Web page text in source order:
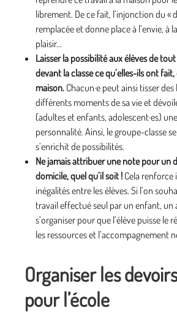
librement. De ce fait, l’injonction du «
remplacée et donne place à l’envie, à
plaisir...
Laisser la possibilité aux élèves de
devant la classe ce qu’elles-ils ont
maison. Chacun·e peut ainsi tisser
différents moments de sa vie et
(adultes et enfants, adolescent·es)
personnalité. Ainsi, le groupe-classe
s’enrichit de possibilités.
Ne jamais attribuer une note pour un
domicile, quel qu’il soit ! Cela
inégalités entre les élèves. Si l’on
travail effectué seul par un enfant, un
s’organiser pour que l’élève puisse le
les ressources et l’accompagnement
Organiser les
pour l’école